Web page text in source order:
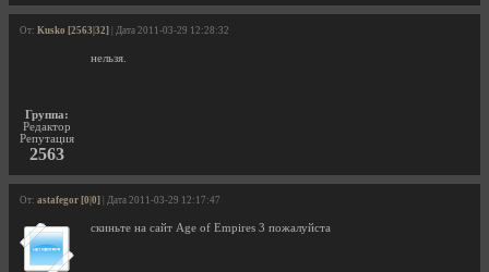
От: Kusko [2563|32] | Дата 2011-03-29 12:28:32
Группа:
Редактор
Репутация
2563
нельзя.
От: astafegor [0|0] | Дата 2011-03-29 12:17:47
скиньте на сайт Age of Empires 3 пожалуйста